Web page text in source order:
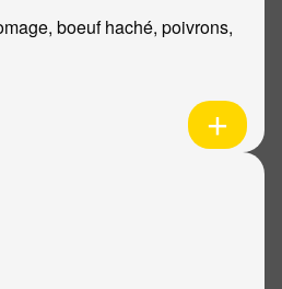
boeuf haché, poivrons,